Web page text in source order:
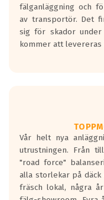
fälganläggning och
av transportör. Det
sig för skador
kommer att
Vår helt nya
utrustningen. Från
"road force"
alla storlekar på däck
fräsch lokal, några